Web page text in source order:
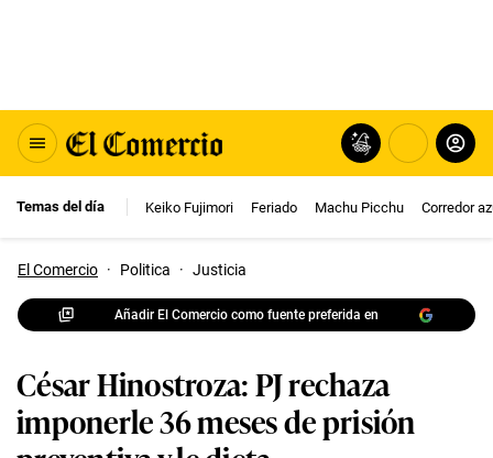
Temas del día Keiko Fujimori Feriado Machu Picchu Corredor
El Comercio · Politica · Justicia
Añadir El Comercio como fuente preferida en
César Hinostroza: PJ rechaza
imponerle 36 meses de prisión